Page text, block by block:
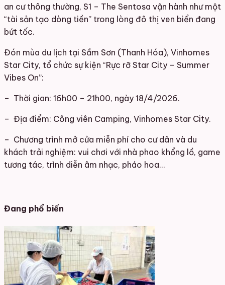
an cư thông thường, S1 – The Sentosa vận hành như một
“tài sản tạo dòng tiền” trong lòng đô thị ven biển đang
bứt tốc.
Đón mùa du lịch tại Sầm Sơn (Thanh Hóa), Vinhomes
Star City, tổ chức sự kiện “Rực rỡ Star City – Summer
Vibes On”:
– Thời gian: 16h00 – 21h00, ngày 18/4/2026.
– Địa điểm: Công viên Camping, Vinhomes Star City.
– Chương trình mở cửa miễn phí cho cư dân và du
khách trải nghiệm: vui chơi với nhà phao khổng lồ, game
tương tác, trình diễn âm nhạc, pháo hoa…
Đang phổ biến